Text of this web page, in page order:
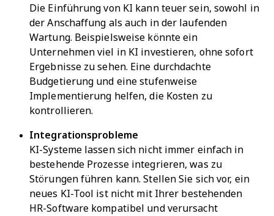
Die Einführung von KI kann teuer sein, sowohl in
der Anschaffung als auch in der laufenden
Wartung. Beispielsweise könnte ein
Unternehmen viel in KI investieren, ohne sofort
Ergebnisse zu sehen. Eine durchdachte
Budgetierung und eine stufenweise
Implementierung helfen, die Kosten zu
kontrollieren.
Integrationsprobleme
KI-Systeme lassen sich nicht immer einfach in
bestehende Prozesse integrieren, was zu
Störungen führen kann. Stellen Sie sich vor, ein
neues KI-Tool ist nicht mit Ihrer bestehenden
HR-Software kompatibel und verursacht